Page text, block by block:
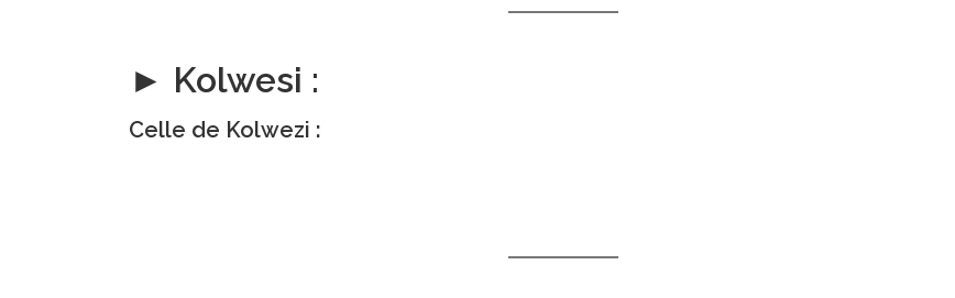
► Kolwesi :
Celle de Kolwezi :